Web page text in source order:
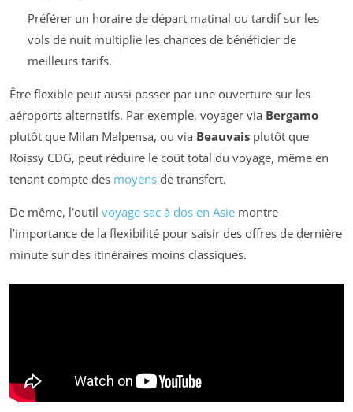
Préférer un horaire de départ matinal ou tardif sur les
vols de nuit multiplie les chances de bénéficier de
meilleurs tarifs.
Être flexible peut aussi passer par une ouverture sur les
aéroports alternatifs. Par exemple, voyager via Bergamo
plutôt que Milan Malpensa, ou via Beauvais plutôt que
Roissy CDG, peut réduire le coût total du voyage, même en
tenant compte des moyens de transfert.
De même, l’outil voyage sac à dos en Asie montre
l’importance de la flexibilité pour saisir des offres de dernière
minute sur des itinéraires moins classiques.